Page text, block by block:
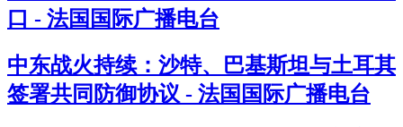
口 - 法国国际广播电台
中东战火持续：沙特、巴基斯坦与土耳其
签署共同防御协议 - 法国国际广播电台